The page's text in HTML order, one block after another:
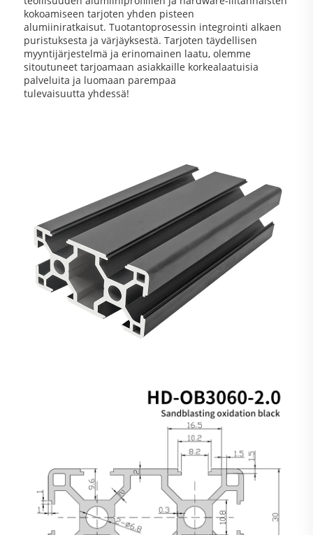
kokoamiseen tarjoten yhden pisteen
alumiiniratkaisut. Tuotantoprosessin integrointi alkaen
puristuksesta ja värjäyksestä. Tarjoten täydellisen
myyntijärjestelmä ja erinomainen laatu, olemme
sitoutuneet tarjoamaan asiakkaille korkealaatuisia
palveluita ja luomaan parempaa
tulevaisuutta yhdessä!